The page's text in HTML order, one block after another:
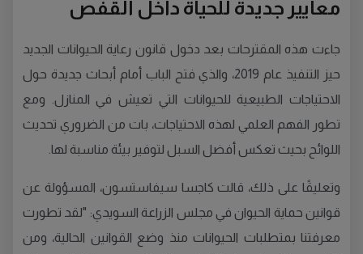
معايير جديدة للحياة داخل القفص
جاءت هذه المقترحات بعد دخول قانون رعاية الحيوانات الجديد
حيز التنفيذ عام 2019، والذي فتح الباب أمام أبحاث جديدة حول
الاحتياجات الطبيعية للحيوانات التي تعيش في المنازل. ومع
تطور الفهم العلمي لهذه الاحتياجات، بات من الضروري تحديث
اللوائح بحيث تعكس أفضل السبل لتوفير بيئة مناسبة لها.
وتعليقًا على ذلك، قالت كاجسا سيفاستسون، المسؤولة عن
قوانين حماية الحيوان في مجلس الزراعة السويدي: "لقد تطورت
معرفتنا بمتطلبات الحيوانات منذ وضع القوانين الحالية، ومن